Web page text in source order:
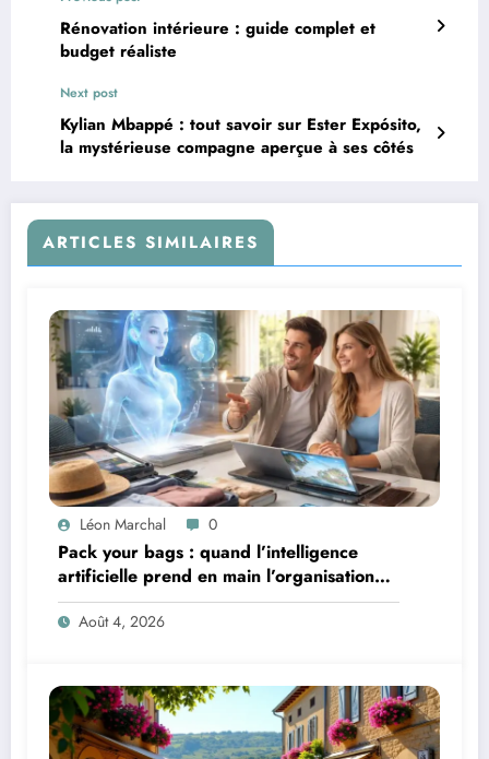
Rénovation intérieure : guide complet et
budget réaliste
Next post
Kylian Mbappé : tout savoir sur Ester Expósito,
la mystérieuse compagne aperçue à ses côtés
ARTICLES SIMILAIRES
Léon Marchal 0
Pack your bags : quand l’intelligence
artificielle prend en main l’organisation
de leurs voyages
Août 4, 2026